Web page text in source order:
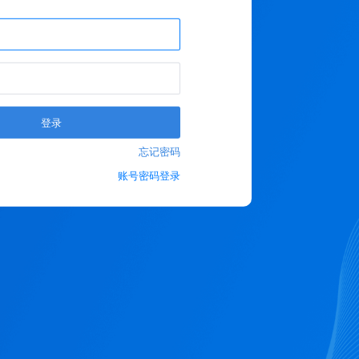
登录
忘记密码
账号密码登录